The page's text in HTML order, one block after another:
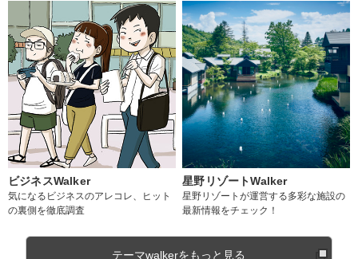
ビジネスWalker
気になるビジネスのアレコレ、ヒット
の裏側を徹底調査
星野リゾートWalker
星野リゾートが運営する多彩な施設の
最新情報をチェック！
テーマwalkerをもっと見る